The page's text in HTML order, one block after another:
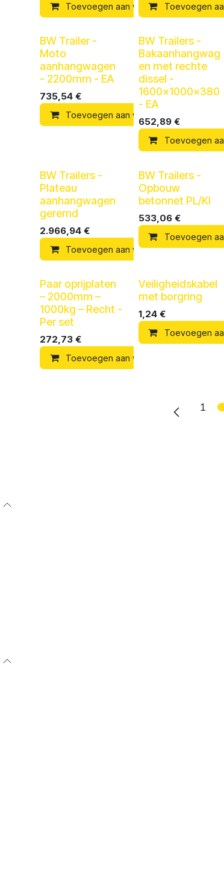
Toevoegen aan winkelmandjeToevoegen
BW Trailer -
Moto
aanhangwagen
- 2200mm - EA
735,54 €
Toevoegen aan winkelmandje
BW Trailers -
Bakaanhangwag
en met rechte
dissel -
1600x1000x380
- EA
652,89€
Toevoegen
BW Trailers -
Plateau
aanhangwagen
geremd
2.966,94 €
Toevoegen aan winkelmandje
BW Trailers -
Opbouw
betonnet PL/KI
533,06€
Toevoegen
Paar oprijplaten
– 2000mm –
1000kg – Recht -
Per set
272,73 €
Toevoegen aan winkelmandje
Veiligheidskabel
met borgring
1,24€
Toevoegen
1